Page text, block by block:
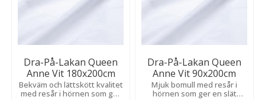
Dra-På-Lakan Queen
Anne Vit 180x200cm
Bekväm och lättskött kvalitet
med resår i hörnen som ger
Dra-På-Lakan Queen
Anne Vit 90x200cm
Mjuk bomull med resår i
hörnen som ger en slät